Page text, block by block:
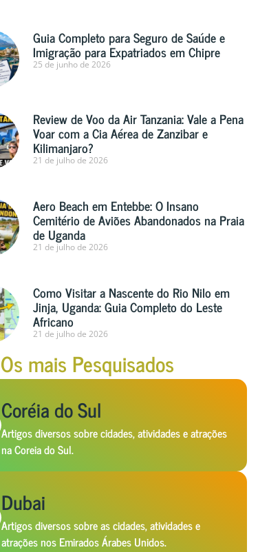
Guia Completo para Seguro de Saúde e
Imigração para Expatriados em Chipre
25 de junho de 2026
Review de Voo da Air Tanzania: Vale a Pena
Voar com a Cia Aérea de Zanzibar e
Kilimanjaro?
21 de julho de 2026
Aero Beach em Entebbe: O Insano
Cemitério de Aviões Abandonados na Praia
de Uganda
21 de julho de 2026
Como Visitar a Nascente do Rio Nilo em
Jinja, Uganda: Guia Completo do Leste
Africano
21 de julho de 2026
Os mais Pesquisados
Coréia do Sul
Artigos diversos sobre cidades, atividades e atrações
na Coreia do Sul.
Dubai
Artigos diversos sobre as cidades, atividades e
atrações nos Emirados Árabes Unidos.